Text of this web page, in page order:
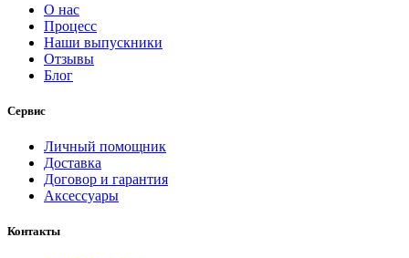
О нас
Процесс
Наши выпускники
Отзывы
Блог
Сервис
Личный помощник
Доставка
Договор и гарантия
Аксессуары
Контакты